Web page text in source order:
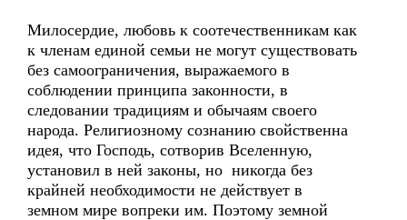
Милосердие, любовь к соотечественникам как
к членам единой семьи не могут существовать
без самоограничения, выражаемого в
соблюдении принципа законности, в
следовании традициям и обычаям своего
народа. Религиозному сознанию свойственна
идея, что Господь, сотворив Вселенную,
установил в ней законы, но никогда без
крайней необходимости не действует в
земном мире вопреки им. Поэтому земной